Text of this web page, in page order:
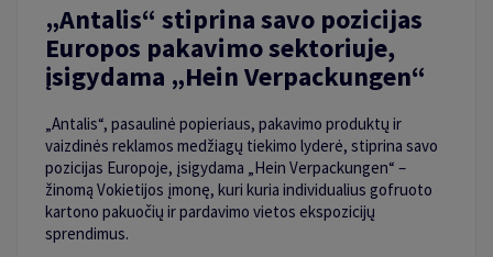
„Antalis“ stiprina savo pozicijas
Europos pakavimo sektoriuje,
įsigydama „Hein Verpackungen“
„Antalis“, pasaulinė popieriaus, pakavimo produktų ir
vaizdinės reklamos medžiagų tiekimo lyderė, stiprina savo
pozicijas Europoje, įsigydama „Hein Verpackungen“ –
žinomą Vokietijos įmonę, kuri kuria individualius gofruoto
kartono pakuočių ir pardavimo vietos ekspozicijų
sprendimus.